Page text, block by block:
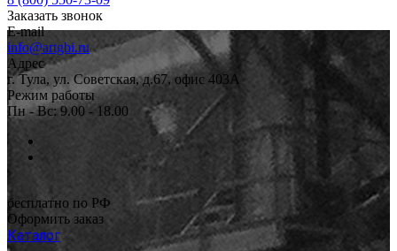
Заказать звонок
E-mail
info@artgbi.ru
Адрес
г. Тула, ул. Советская, д.67, офис 403А
Режим работы
Пн - Вс: 9.00 - 18.00
бесплатно по РФ
Оформить заказ
Каталог